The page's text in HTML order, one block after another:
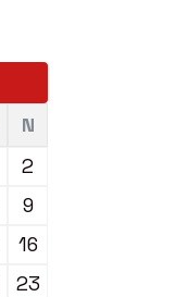
N
2
9
16
23